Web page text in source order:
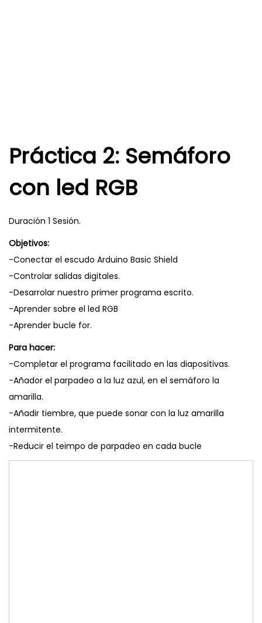
Práctica 2: Semáforo
con led RGB
Duración 1 Sesión.
Objetivos:
-Conectar el escudo Arduino Basic Shield
-Controlar salidas digitales.
-Desarrolar nuestro primer programa escrito.
-Aprender sobre el led RGB
-Aprender bucle for.
Para hacer:
-Completar el programa facilitado en las diapositivas.
-Añador el parpadeo a la luz azul, en el semáforo la
amarilla.
-Añadir tiembre, que puede sonar con la luz amarilla
intermitente.
-Reducir el teimpo de parpadeo en cada bucle